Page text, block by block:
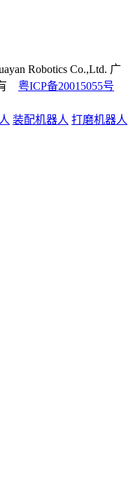
Robotics Co.,Ltd. 广
粤ICP备20015055号
装配机器人 打磨机器人